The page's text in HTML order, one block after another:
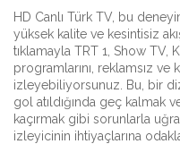
HD Canlı Türk TV , bu
yüksek kalite ve kesintisiz
tıklamayla TRT 1, Show TV,
programlarını, reklamsız
izleyebiliyorsunuz. Bu, bir
gol atıldığında geç kalmak
kaçırmak gibi sorunlarla
izleyicinin ihtiyaçlarına